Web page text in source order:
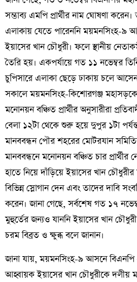
সম্ভাব্য এমপি প্রার্থীর নাম ঘোষণা
এলাকায় যেতে পারেননি ময়মনসিংহ-৯
ইয়াসের খান চৌধুরী। ফলে স্থানীয়
তৈরি হয়। একপর্যায়ে গত ১১ নভেম্বর
চুপিসারে এলাকা ছেড়ে ঢাকায় চলে
সকালে ময়মনসিংহ-কিশোরগঞ্জ
মনোনয়ন বঞ্চিত প্রার্থীর অনুসারীরা
বেলা ১২টা থেকে শুরু হয়ে দুপুর ১টা
মানববন্ধন পৌর শহরের মোটরযান
মানববন্ধনে মনোনয়ন বঞ্চিত চার প্রার্থীর
হাতে নিয়ে দাঁড়িয়ে ইয়াসের খান
বিভিন্ন স্লোগান দেন এবং তাদের দাবি
করেন। জানা গেছে, সর্বশেষ গত ১৭
মুহুর্তের জন্যও যাননি ইয়াসের খান
চরম বিব্রত ও ক্ষুব্ধ বলে জানান।
জানা যায়, ময়মনসিংহ-৯ আসনে
আহ্বায়ক ইয়াসের খান চৌধুরীকে দলীয়